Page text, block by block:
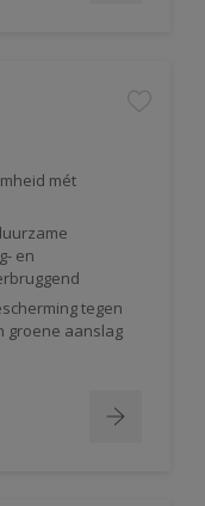
mét
en
tegen
groene aanslag